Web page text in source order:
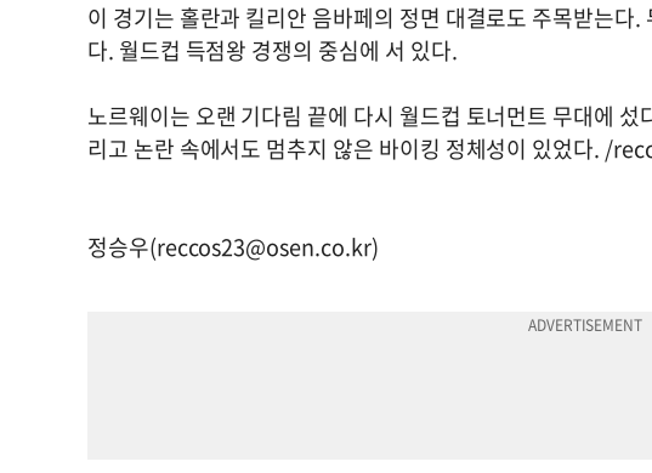
이 경기는 홀란과 킬리안 음바페의 정면 대결로도 주목받는다
다. 월드컵 득점왕 경쟁의 중심에 서 있다.
노르웨이는 오랜 기다림 끝에 다시 월드컵 토너먼트 무대에
리고 논란 속에서도 멈추지 않은 바이킹 정체성이 있었다. /
정승우(reccos23@osen.co.kr)